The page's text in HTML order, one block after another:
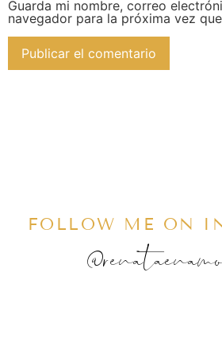
Guarda mi nombre, correo
navegador para la próxima vez
FOLLOW ME ON